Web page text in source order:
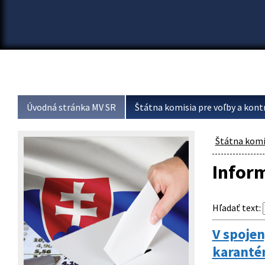
Úvodná stránka MV SR Štátna komisia pre voľby a
Štátna
Hľadať text:
V